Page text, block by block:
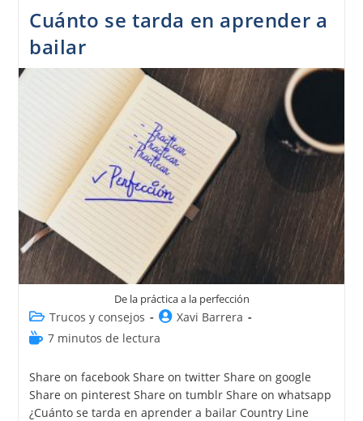
Cuánto se tarda en aprender a
bailar
De la práctica a la perfección
Trucos y consejos
Xavi Barrera
7 minutos de lectura
Share on facebook Share on twitter Share on google
Share on pinterest Share on tumblr Share on whatsapp
¿Cuánto se tarda en aprender a bailar Country Line